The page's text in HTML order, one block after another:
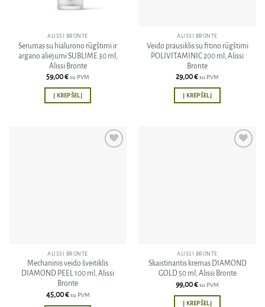
ALISSI BRONTE
Serumas su hialurono rūgštimi ir
argano aliejumi SUBLIME 30 ml,
Alissi Bronte
59,00€su PVM
Į KREPŠELĮ
ALISSI BRONTE
Veido prausiklis su fitino rūgštimi
POLIVITAMINIC 200 ml, Alissi
Bronte
29,00€su PVM
Į KREPŠELĮ
ALISSI BRONTE
Mechaninis veido šveitiklis
DIAMOND PEEL 100 ml, Alissi
Bronte
45,00€ su PVM
ALISSI BRONTE
Skaistinantis kremas DIAMOND
GOLD 50 ml, Alissi Bronte
99,00€su PVM
Į KREPŠELĮ